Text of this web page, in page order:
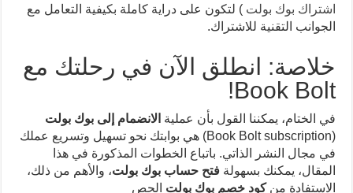
اشتراك بوك بولت ) لتكون على دراية كاملة بكيفية التعامل مع
الجوانب التقنية للاشتراك.
خلاصة: انطلق الآن في رحلتك مع
Book Bolt!
في الختام، يمكننا القول بأن عملية الانضمام إلى بوك بولت
(Book Bolt subscription) هي بوابتك نحو تسهيل وتسريع عملك
في مجال النشر الذاتي. باتباع الخطوات المذكورة في هذا
المقال، يمكنك بسهولةفتح حساب بوك بولت، والأهم من ذلك،
الاستفادة منكود خصم بوك بولت الحص